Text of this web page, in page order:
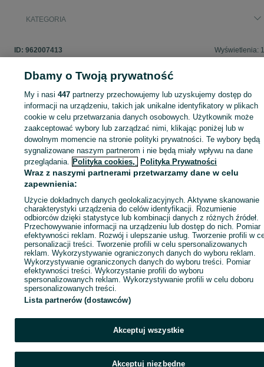
KATEGORIA
ID: 962007413 Wyświetlenia:
Zaloguj się lub załóż konto na OLX, aby skontaktować się z
sprzedającym
Zaloguj się / Załóż konto
Dbamy o Twoją prywatność
My i nasi447 partnerzy przechowujemy lub uzyskujemy dostęp do
informacji na urządzeniu, takich jak unikalne identyfikatory w plikach
cookie w celu przetwarzania danych osobowych. Użytkownik może
zaakceptować wybory lub zarządzać nimi, klikając poniżej lub w
dowolnym momencie na stronie polityki prywatności. Te wybory będą
sygnalizowane naszym partnerom i nie będą miały wpływu na dane
przeglądania. Polityka cookies, Polityka Prywatności
Wraz z naszymi partnerami przetwarzamy dane w celu
zapewnienia:
Użycie dokładnych danych geolokalizacyjnych. Aktywne skanowanie
charakterystyki urządzenia do celów identyfikacji. Rozumienie
odbiorców dzięki statystyce lub kombinacji danych z różnych źródeł.
Przechowywanie informacji na urządzeniu lub dostęp do nich. Pomiar
efektywności reklam. Rozwój i ulepszanie usług. Tworzenie profili w
personalizacji treści. Tworzenie profili w celu spersonalizowanych
reklam. Wykorzystywanie ograniczonych danych do wyboru reklam.
Wykorzystywanie ograniczonych danych do wyboru treści. Pomiar
efektywności treści. Wykorzystanie profili do wyboru
spersonalizowanych reklam. Wykorzystywanie profili w celu doboru
spersonalizowanych treści.
Lista partnerów (dostawców)
Akceptuj wszystkie
Akceptuj niezbędne